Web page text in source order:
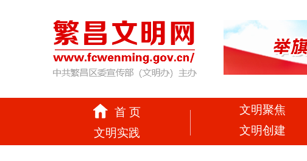
首 页
文明实践
文明聚焦
文明创建